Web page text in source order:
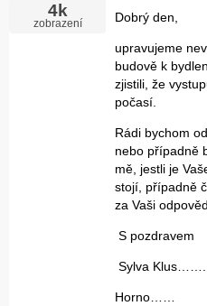
4k
zobrazení Dobrý den,
upravujeme
budově k
zjistili, že
počasí.
Rádi bychom
nebo případně
mě, jestli je
stojí, případně
za Vaši
S pozdravem
Sylva Klus…….
Horno……